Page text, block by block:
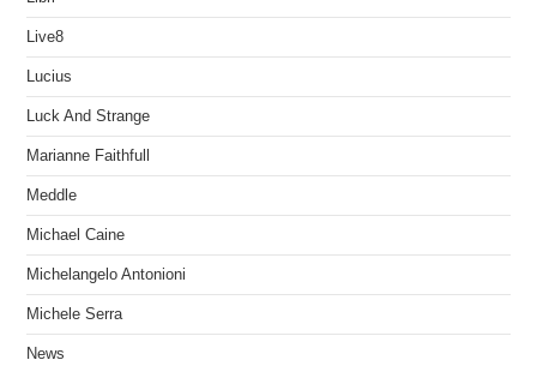
Live8
Lucius
Luck And Strange
Marianne Faithfull
Meddle
Michael Caine
Michelangelo Antonioni
Michele Serra
News